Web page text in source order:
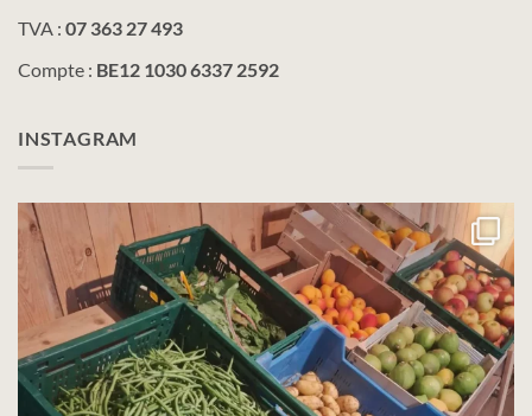
TVA : 07 363 27 493
Compte : BE12 1030 6337 2592
INSTAGRAM